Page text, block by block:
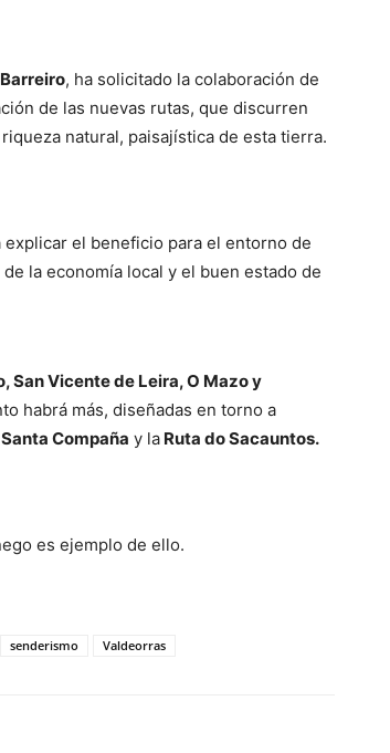
, ha solicitado la colaboración de
de las nuevas rutas, que discurren
natural, paisajística de esta tierra.
el beneficio para el entorno de
la economía local y el buen estado de
San Vicente de Leira, O Mazo y
habrá más, diseñadas en torno a
Compaña y la Ruta do Sacauntos.
es ejemplo de ello.
senderismo Valdeorras